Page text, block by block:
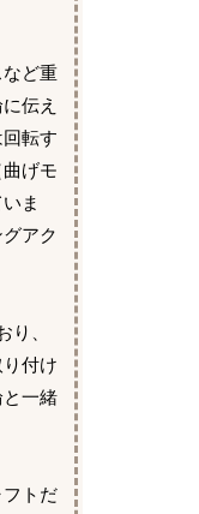
など重
伝え
転す
げモ
ま
アク
り、
付け
一緒
トだ